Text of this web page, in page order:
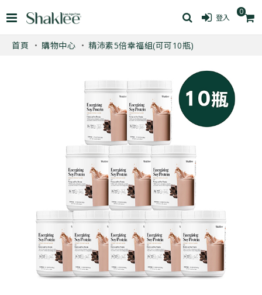
0
登入
首頁 購物中心 精沛素5倍幸福組(可可10瓶)